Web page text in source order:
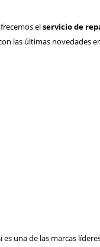
elservicio de
las últimas novedades
es una de las marcas